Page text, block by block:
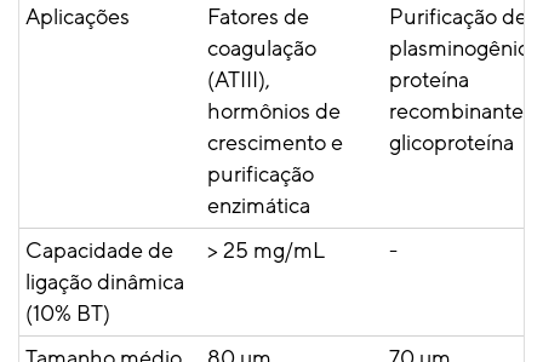
Aplicações
Fatores de
coagulação
(ATIII),
hormônios de
crescimento e
purificação
enzimática
Purificação de
plasminogênio,
proteína
recombinante e
glicoproteína
Capacidade de
ligação dinâmica
(10% BT)
> 25 mg/mL -